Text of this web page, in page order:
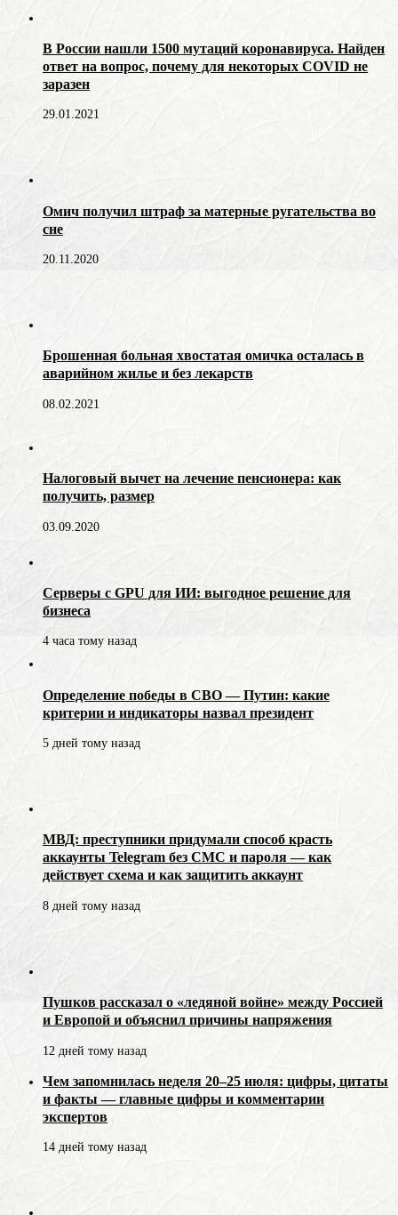
В России нашли 1500 мутаций коронавируса. Найден
ответ на вопрос, почему для некоторых COVID не
заразен
29.01.2021
Омич получил штраф за матерные ругательства во
сне
20.11.2020
Брошенная больная хвостатая омичка осталась в
аварийном жилье и без лекарств
08.02.2021
Налоговый вычет на лечение пенсионера: как
получить, размер
03.09.2020
Серверы с GPU для ИИ: выгодное решение для
бизнеса
4 часа тому назад
Определение победы в СВО — Путин: какие
критерии и индикаторы назвал президент
5 дней тому назад
МВД: преступники придумали способ красть
аккаунты Telegram без СМС и пароля — как
действует схема и как защитить аккаунт
8 дней тому назад
Пушков рассказал о «ледяной войне» между Россией
и Европой и объяснил причины напряжения
12 дней тому назад
Чем запомнилась неделя 20–25 июля: цифры, цитаты
и факты — главные цифры и комментарии
экспертов
14 дней тому назад